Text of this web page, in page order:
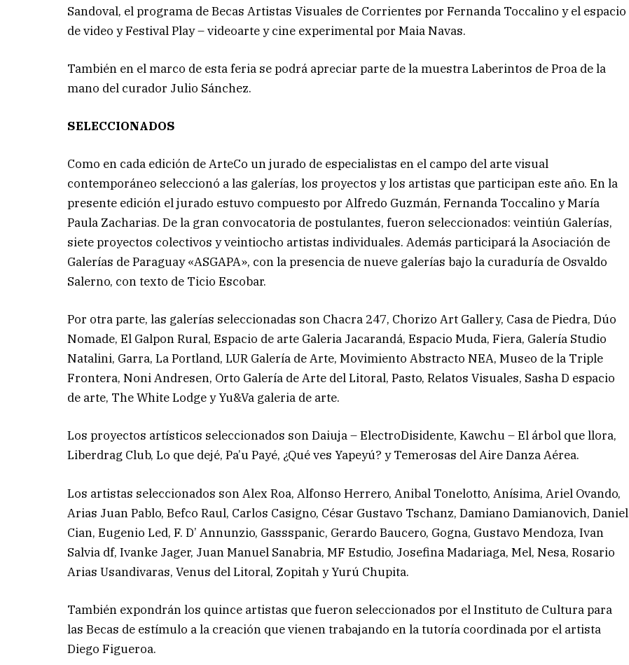
Sandoval, el programa de Becas Artistas Visuales de Corrientes por Fernanda Toccalino y el espacio
de video y Festival Play – videoarte y cine experimental por Maia Navas.
También en el marco de esta feria se podrá apreciar parte de la muestra Laberintos de Proa de la
mano del curador Julio Sánchez.
SELECCIONADOS
Como en cada edición de ArteCo un jurado de especialistas en el campo del arte visual
contemporáneo seleccionó a las galerías, los proyectos y los artistas que participan este año. En la
presente edición el jurado estuvo compuesto por Alfredo Guzmán, Fernanda Toccalino y María
Paula Zacharias. De la gran convocatoria de postulantes, fueron seleccionados: veintiún Galerías,
siete proyectos colectivos y veintiocho artistas individuales. Además participará la Asociación de
Galerías de Paraguay «ASGAPA», con la presencia de nueve galerías bajo la curaduría de Osvaldo
Salerno, con texto de Ticio Escobar.
Por otra parte, las galerías seleccionadas son Chacra 247, Chorizo Art Gallery, Casa de Piedra, Dúo
Nomade, El Galpon Rural, Espacio de arte Galeria Jacarandá, Espacio Muda, Fiera, Galería Studio
Natalini, Garra, La Portland, LUR Galería de Arte, Movimiento Abstracto NEA, Museo de la Triple
Frontera, Noni Andresen, Orto Galería de Arte del Litoral, Pasto, Relatos Visuales, Sasha D espacio
de arte, The White Lodge y Yu&Va galeria de arte.
Los proyectos artísticos seleccionados son Daiuja – ElectroDisidente, Kawchu – El árbol que llora,
Liberdrag Club, Lo que dejé, Pa’u Payé, ¿Qué ves Yapeyú? y Temerosas del Aire Danza Aérea.
Los artistas seleccionados son Alex Roa, Alfonso Herrero, Anibal Tonelotto, Anísima, Ariel Ovando,
Arias Juan Pablo, Befco Raul, Carlos Casigno, César Gustavo Tschanz, Damiano Damianovich, Daniel
Cian, Eugenio Led, F. D’ Annunzio, Gassspanic, Gerardo Baucero, Gogna, Gustavo Mendoza, Ivan
Salvia df, Ivanke Jager, Juan Manuel Sanabria, MF Estudio, Josefina Madariaga, Mel, Nesa, Rosario
Arias Usandivaras, Venus del Litoral, Zopitah y Yurú Chupita.
También expondrán los quince artistas que fueron seleccionados por el Instituto de Cultura para
las Becas de estímulo a la creación que vienen trabajando en la tutoría coordinada por el artista
Diego Figueroa.